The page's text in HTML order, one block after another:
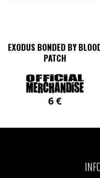
EXODUS BONDED BY
PATCH
6 €